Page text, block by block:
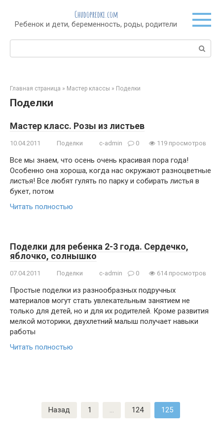
контенту
Chudopredki.com
Ребенок и дети, беременность, роды, родители
Поиск:
Главная страница » Мастер классы » Поделки
Поделки
Мастер класс. Розы из листьев
10.04.2011 Поделки c-admin 0 119 просмотров
Все мы знаем, что осень очень красивая пора года!
Особенно она хороша, когда нас окружают разноцветные
листья! Все любят гулять по парку и собирать листья в
букет, потом
Читать полностью
Поделки для ребенка 2-3 года. Сердечко,
яблочко, солнышко
07.04.2011 Поделки c-admin 0 614 просмотров
Простые поделки из разнообразных подручных
материалов могут стать увлекательным занятием не
только для детей, но и для их родителей. Кроме развития
мелкой моторики, двухлетний малыш получает навыки
работы
Читать полностью
Назад 1 … 124 125